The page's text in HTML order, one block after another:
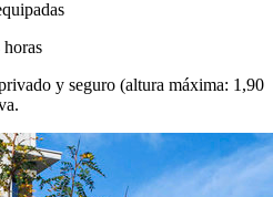
y seguro (altura máxima: 1,90